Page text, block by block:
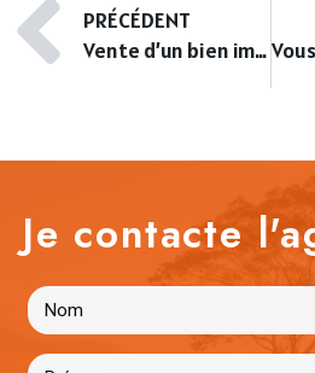
PRÉCÉDENT
Vente d’un bien immobilier : Comprendre le Pré-état daté
Je contacte